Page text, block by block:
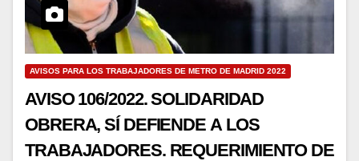
AVISOS PARA LOS TRABAJADORES DE METRO DE MADRID 2022
AVISO 106/2022. SOLIDARIDAD
OBRERA, SÍ DEFIENDE A LOS
TRABAJADORES. REQUERIMIENTO DE